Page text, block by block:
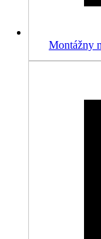
Montážny